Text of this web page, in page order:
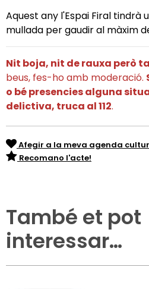
Aquest any l'Espai Firal tindrà
mullada per gaudir al màxim
Nit boja, nit de rauxa però
beus, fes-ho amb moderació.
o bé presencies alguna
delictiva, truca al 112.
Afegir a la meva agenda
Recomano l'acte!
També et pot
interessar…